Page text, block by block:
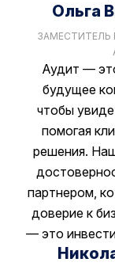
Ольга
Аудит —
будущее
чтобы
помогая
решения.
партнером,
доверие к
— это